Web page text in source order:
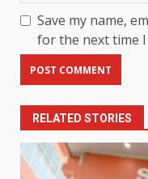
Save my name,
for the next time I
RELATED STORIES